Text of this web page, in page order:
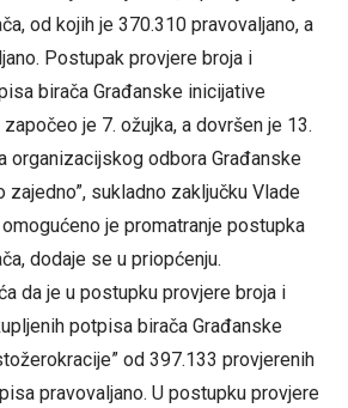
od kojih je 370.310 pravovaljano, a
Postupak provjere broja i
birača Građanske inicijative
započeo je 7. ožujka, a dovršen je 13.
organizacijskog odbora Građanske
zajedno”, sukladno zaključku Vlade
je promatranje postupka
dodaje se u priopćenju.
da je u postupku provjere broja i
potpisa birača Građanske
od 397.133 provjerenih
pravovaljano. U postupku provjere